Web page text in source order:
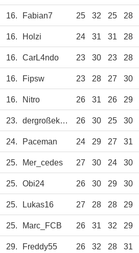
16. Fabian7 25 32 25 28
16. Holzi 24 31 31 28
16. CarL4ndo 23 30 23 28
16. Fipsw 23 28 27 30
16. Nitro 26 31 26 29
23. dergroßekuppi 26 30 25 30
24. Paceman 24 29 27 31
25. Mer_cedes 27 30 24 30
25. Obi24 26 30 29 30
25. Lukas16 27 28 28 29
25. Marc_FCB 26 31 32 29
29. Freddy55 26 32 28 31